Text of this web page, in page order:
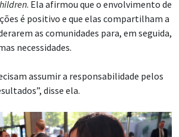
. Ela afirmou que o envolvimento de
é positivo e que elas compartilham a
as comunidades para, em seguida,
necessidades.
assumir a responsabilidade pelos
disse ela.